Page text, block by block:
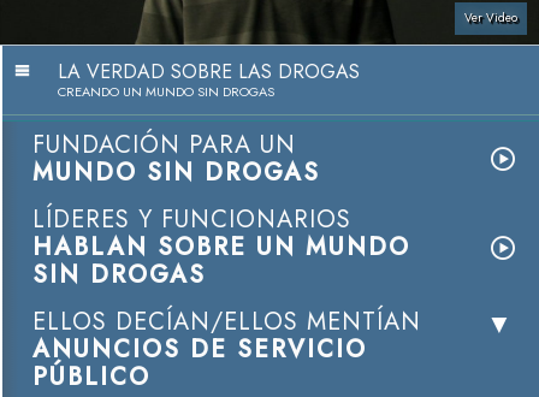
Ver Video
LA VERDAD SOBRE LAS DROGAS
CREANDO UN MUNDO SIN DROGAS
FUNDACIÓN PARA UN
MUNDO SIN DROGAS
LÍDERES Y FUNCIONARIOS
HABLAN SOBRE UN MUNDO
SIN DROGAS
ELLOS DECÍAN/ELLOS MENTÍAN
ANUNCIOS DE SERVICIO
PÚBLICO